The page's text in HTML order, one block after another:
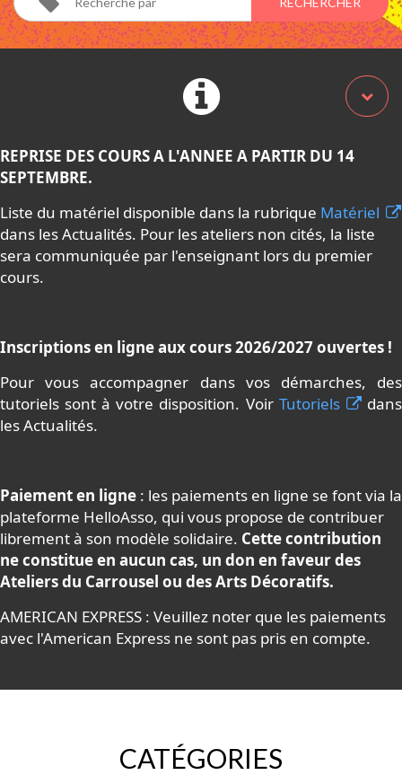
REPRISE DES COURS A L'ANNEE A PARTIR DU 14
SEPTEMBRE.
Liste du matériel disponible dans la rubrique Matériel
dans les Actualités. Pour les ateliers non cités, la liste
sera communiquée par l'enseignant lors du premier
cours.
Inscriptions en ligne aux cours 2026/2027 ouvertes !
Pour vous accompagner dans vos démarches, des
tutoriels sont à votre disposition. Voir Tutoriels
dans
les Actualités.
Paiement en ligne : les paiements en ligne se font via la
plateforme HelloAsso, qui vous propose de contribuer
librement à son modèle solidaire. Cette contribution
ne constitue en aucun cas, un don en faveur des
Ateliers du Carrousel ou des Arts Décoratifs.
AMERICAN EXPRESS : Veuillez noter que les paiements
avec l'American Express ne sont pas pris en compte.
CATÉGORIES